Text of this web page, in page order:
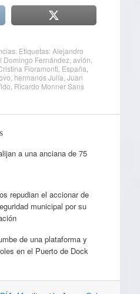
. Etiquetas:Alejandro
Domingo Fernández, avión
Fioramonti España
hermanos Julía Juan
Ricardo Monner Sans
a una anciana de 75
repudian el accionar de
municipal por su
de una plataforma y
en el Puerto de Dock